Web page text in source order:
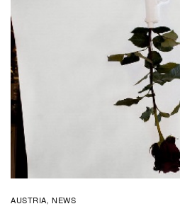
AUSTRIA, NEWS